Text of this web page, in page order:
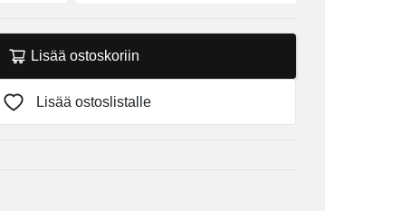
Lisää ostoskoriin
Lisää ostoslistalle